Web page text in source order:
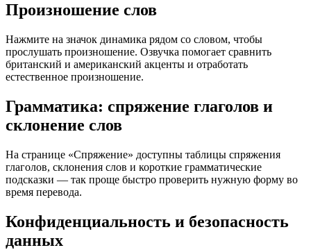
Произношение слов
Нажмите на значок динамика рядом со словом, чтобы
прослушать произношение. Озвучка помогает сравнить
британский и американский акценты и отработать
естественное произношение.
Грамматика: спряжение глаголов и
склонение слов
На странице «Спряжение» доступны таблицы спряжения
глаголов, склонения слов и короткие грамматические
подсказки — так проще быстро проверить нужную форму во
время перевода.
Конфиденциальность и безопасность
данных